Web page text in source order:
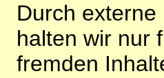
Durch
halten wir nur
fremden